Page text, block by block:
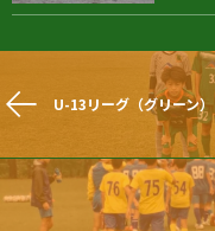
U-13リーグ（グリーン）